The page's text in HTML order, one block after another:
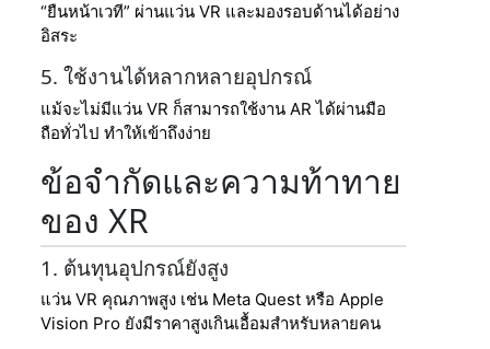
“ยืนหน้าเวที” ผ่านแว่น VR และมองรอบด้านได้อย่าง
อิสระ
5. ใช้งานได้หลากหลายอุปกรณ์
แม้จะไม่มีแว่น VR ก็สามารถใช้งาน AR ได้ผ่านมือ
ถือทั่วไป ทำให้เข้าถึงง่าย
ข้อจำกัดและความท้าทาย
ของ XR
1. ต้นทุนอุปกรณ์ยังสูง
แว่น VR คุณภาพสูง เช่น Meta Quest หรือ Apple
Vision Pro ยังมีราคาสูงเกินเอื้อมสำหรับหลายคน